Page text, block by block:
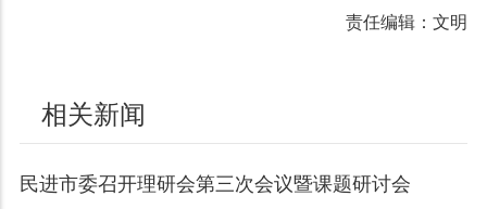
责任编辑：文明
相关新闻
民进市委召开理研会第三次会议暨课题研讨会